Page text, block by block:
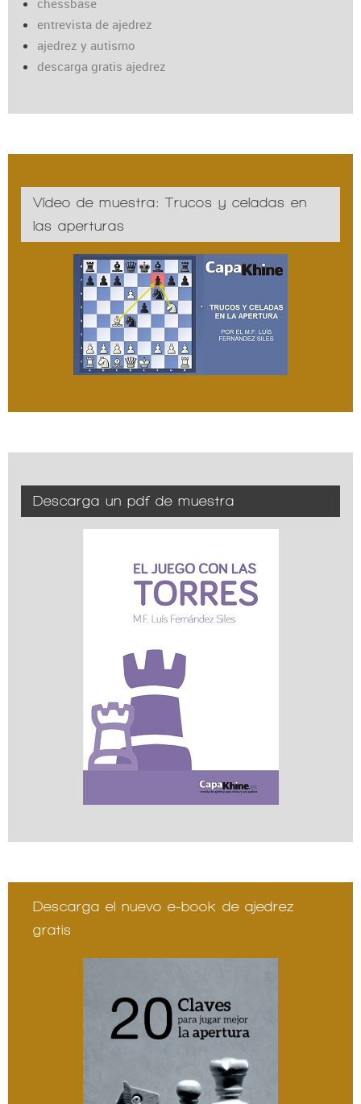
chessbase
entrevista de ajedrez
ajedrez y autismo
descarga gratis ajedrez
Vídeo de muestra: Trucos y celadas en
las aperturas
Descarga un pdf de muestra
Descarga el nuevo e-book de ajedrez
gratis